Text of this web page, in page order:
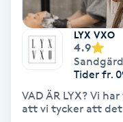
Spa-pedikyr
Stylist
LYX VXO
4.9
Tider fr.
VAD ÄR LYX? Vi
att vi tycker att det